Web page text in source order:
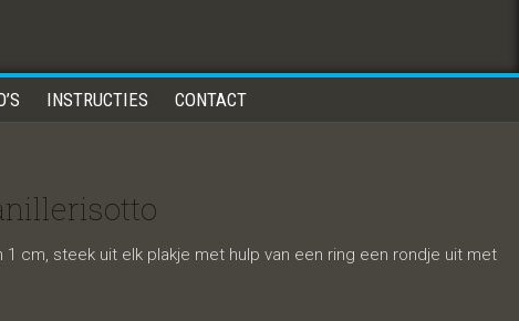
INSTRUCTIES CONTACT
cm, steek uit elk plakje met hulp van een ring een rondje uit met